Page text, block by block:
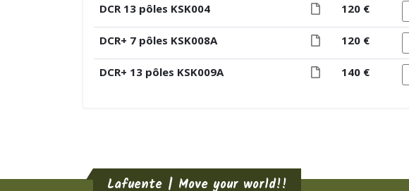
DCR 13 pôles KSK004 120 €
DCR+ 7 pôles KSK008A 120 €
DCR+ 13 pôles KSK009A 140 €
Lafuente | Move your world!!